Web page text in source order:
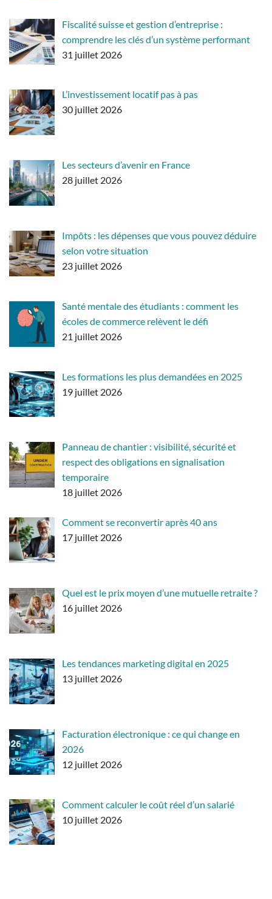
Fiscalité suisse et gestion d’entreprise :
comprendre les clés d’un système performant
31 juillet 2026
L’investissement locatif pas à pas
30 juillet 2026
Les secteurs d’avenir en France
28 juillet 2026
Impôts : les dépenses que vous pouvez déduire
selon votre situation
23 juillet 2026
Santé mentale des étudiants : comment les
écoles de commerce relèvent le défi
21 juillet 2026
Les formations les plus demandées en 2025
19 juillet 2026
Panneau de chantier : visibilité, sécurité et
respect des obligations en signalisation
temporaire
18 juillet 2026
Comment se reconvertir après 40 ans
17 juillet 2026
Quel est le prix moyen d’une mutuelle retraite ?
16 juillet 2026
Les tendances marketing digital en 2025
13 juillet 2026
Facturation électronique : ce qui change en
2026
12 juillet 2026
Comment calculer le coût réel d’un salarié
10 juillet 2026